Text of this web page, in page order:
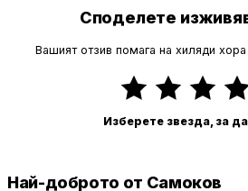
Споделете
Вашият отзив помага на хиляди
Изберете звезда, за
Най-доброто от Самоков